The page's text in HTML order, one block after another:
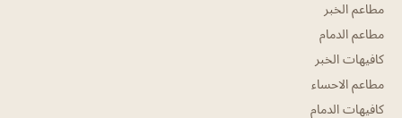
مطاعم الخبر
مطاعم الدمام
كافيهات الخبر
مطاعم الاحساء
كافيهات الدمام